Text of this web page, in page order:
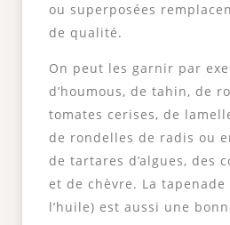
ou superposées
de qualité.
On peut les garnir par
d’houmous, de tahin, de
tomates cerises, de
de rondelles de radis ou
de tartares d’algues, des
et de chèvre. La
l’huile) est aussi une